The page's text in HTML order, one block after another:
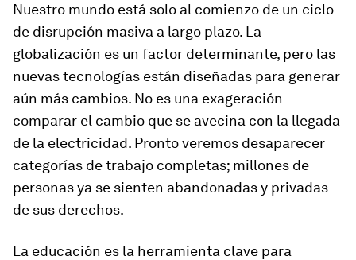
Nuestro mundo está solo al comienzo de un ciclo
de disrupción masiva a largo plazo. La
globalización es un factor determinante, pero las
nuevas tecnologías están diseñadas para generar
aún más cambios. No es una exageración
comparar el cambio que se avecina con la llegada
de la electricidad. Pronto veremos desaparecer
categorías de trabajo completas; millones de
personas ya se sienten abandonadas y privadas
de sus derechos.
La educación es la herramienta clave para